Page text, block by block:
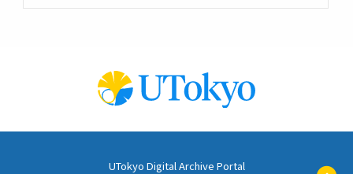
瓶史草木備考
詩経草木觧 / 小野蕙畝識孝選
有用植物圖説 / 田中芳男, 小野職愨撰 ; 曲直瀬愛, 小森頼信校 ; 服部
古今要覽稿 / [屋代弘賢著]UTokyo Digital Archive Portal